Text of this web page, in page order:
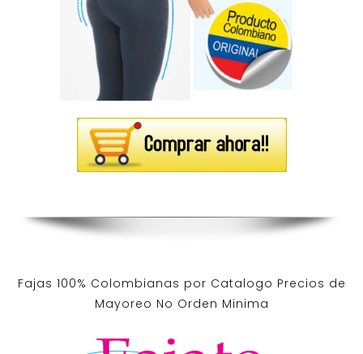
Fajas 100% Colombianas por Catalogo Precios de
Mayoreo No Orden Minima